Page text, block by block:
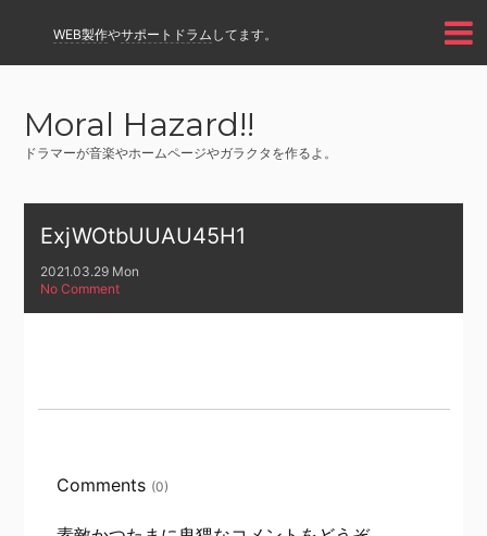
WEB製作やサポートドラム してます。
Moral Hazard!!
ドラマーが音楽やホームページやガラクタを作るよ。
ExjWOtbUUAU45H1
2021.03.29 Mon
No Comment
Comments (0)